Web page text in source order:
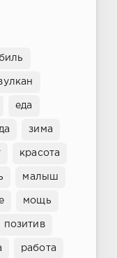
еда
зима
красота
малыш
мощь
позитив
работа